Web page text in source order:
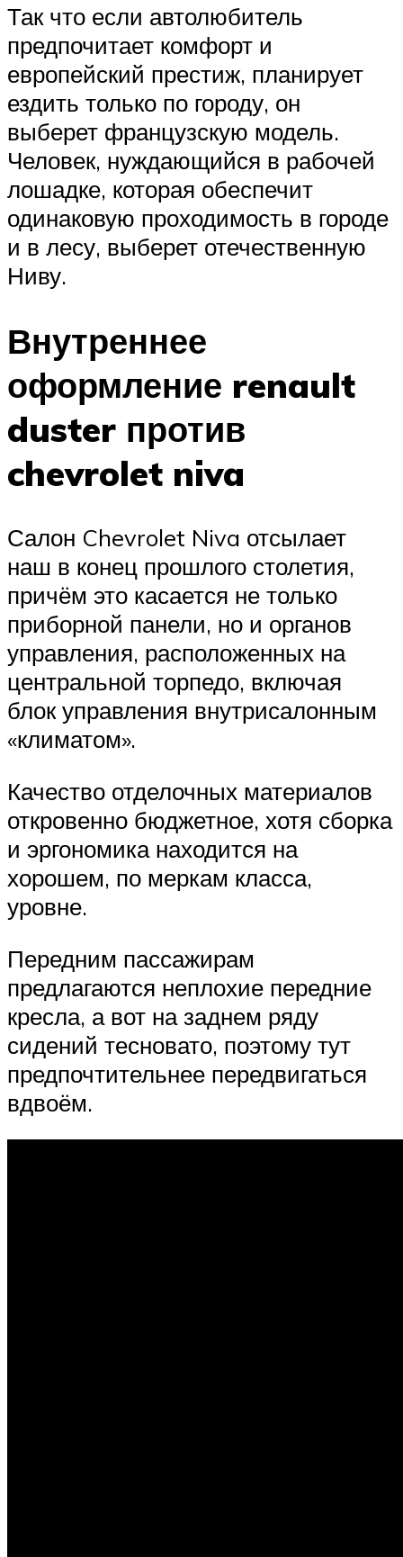
Так что если автолюбитель
предпочитает комфорт и
европейский престиж, планирует
ездить только по городу, он
выберет французскую модель.
Человек, нуждающийся в рабочей
лошадке, которая обеспечит
одинаковую проходимость в городе
и в лесу, выберет отечественную
Ниву.
Внутреннее
оформление renault
duster против
chevrolet niva
Салон Chevrolet Niva отсылает
наш в конец прошлого столетия,
причём это касается не только
приборной панели, но и органов
управления, расположенных на
центральной торпедо, включая
блок управления внутрисалонным
«климатом».
Качество отделочных материалов
откровенно бюджетное, хотя сборка
и эргономика находится на
хорошем, по меркам класса,
уровне.
Передним пассажирам
предлагаются неплохие передние
кресла, а вот на заднем ряду
сидений тесновато, поэтому тут
предпочтительнее передвигаться
вдвоём.